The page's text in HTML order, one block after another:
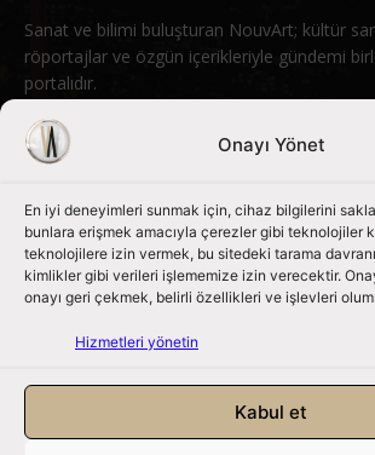
Onayı Yönet
En iyi deneyimleri sunmak için, cihaz bilgilerini
bunlara erişmek amacıyla çerezler gibi teknolojiler
teknolojilere izin vermek, bu sitedeki tarama
kimlikler gibi verileri işlememize izin verecektir.
onayı geri çekmek, belirli özellikleri ve işlevleri
Hizmetleri yönetin
Kabul et
Sanat ve bilimi buluşturan NouvArt; kültür
röportajlar ve özgün içerikleriyle gündemi
portalıdır.
Bizimle iletişime geçin: info@nouvart.net
Bizi Takip Edin